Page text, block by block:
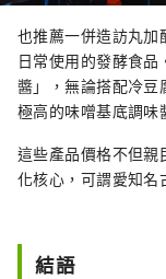
也推薦一併造訪丸加
日常使用的發酵食
醬」，無論搭配冷豆
極高的味噌基底調味
這些產品價格不但親
化核心，可謂愛知名
結語